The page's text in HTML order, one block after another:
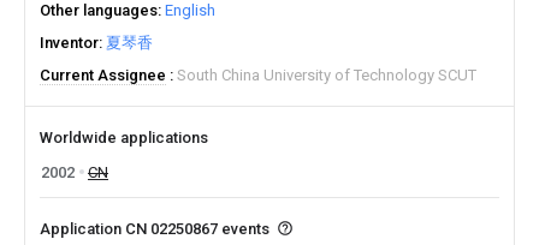
Other languages English
Inventor 夏琴香
Current Assignee
South China University of Technology SCUT
Worldwide applications
2002
CN
Application CN 02250867 events